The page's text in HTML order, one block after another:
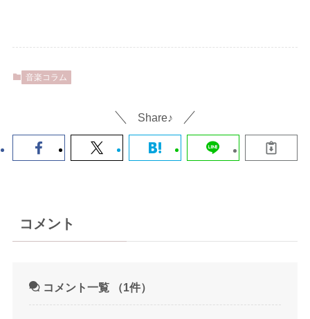
音楽コラム
Share♪
コメント
コメント一覧 （1件）